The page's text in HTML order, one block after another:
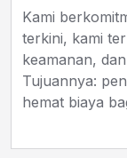
Kami
terkini, kami
keamanan,
Tujuannya:
hemat biaya